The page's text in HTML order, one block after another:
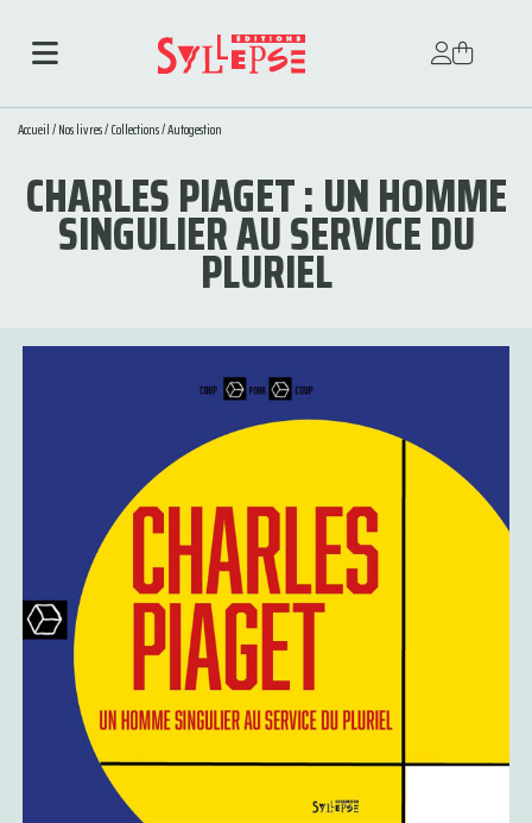
Accueil/Nos livres/Collections/Autogestion
CHARLES PIAGET : UN HOMME
SINGULIER AU SERVICE DU
PLURIEL